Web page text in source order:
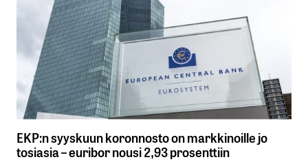
EKP:n syyskuun koronnosto on markkinoille jo
tosiasia – euribor nousi 2,93 prosenttiin